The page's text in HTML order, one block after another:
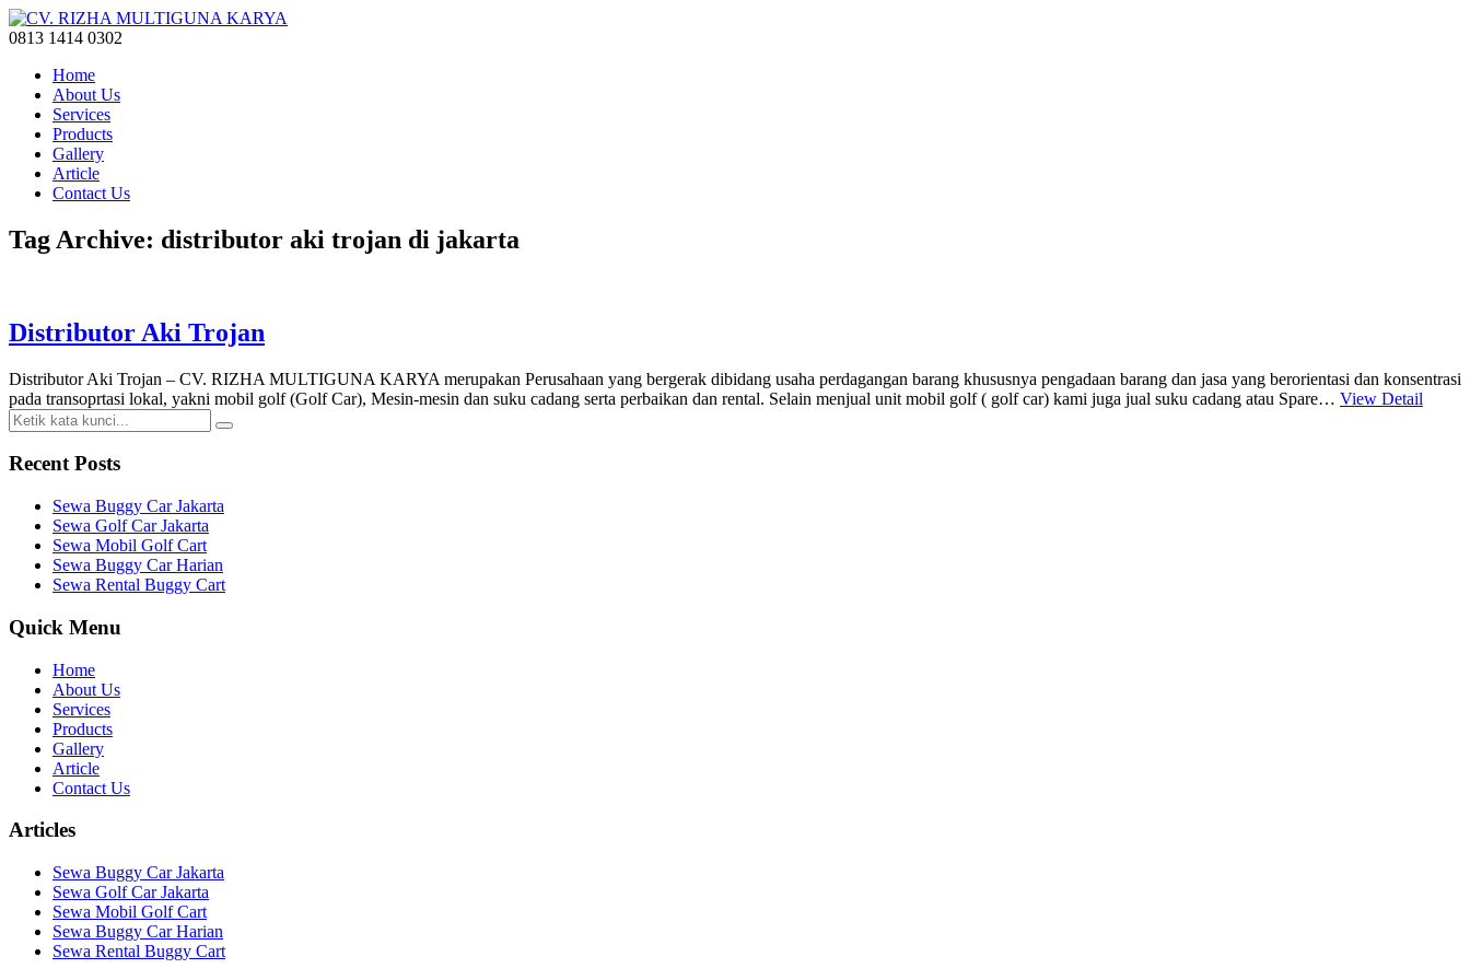
0813 1414 0302
Home
About Us
Services
Products
Gallery
Article
Contact Us
Tag Archive: distributor aki trojan di jakarta
Distributor Aki Trojan
Distributor Aki Trojan – CV. RIZHA MULTIGUNA KARYA merupakan Perusahaan yang bergerak dibidang usaha perdagangan barang khususnya pengadaan barang dan jasa yang berorientasi dan konsentrasi
pada transoprtasi lokal, yakni mobil golf (Golf Car), Mesin-mesin dan suku cadang serta perbaikan dan rental. Selain menjual unit mobil golf ( golf car) kami juga jual suku cadang atau Spare… View Detail
Recent Posts
Sewa Buggy Car Jakarta
Sewa Golf Car Jakarta
Sewa Mobil Golf Cart
Sewa Buggy Car Harian
Sewa Rental Buggy Cart
Quick Menu
Home
About Us
Services
Products
Gallery
Article
Contact Us
Articles
Sewa Buggy Car Jakarta
Sewa Golf Car Jakarta
Sewa Mobil Golf Cart
Sewa Buggy Car Harian
Sewa Rental Buggy Cart